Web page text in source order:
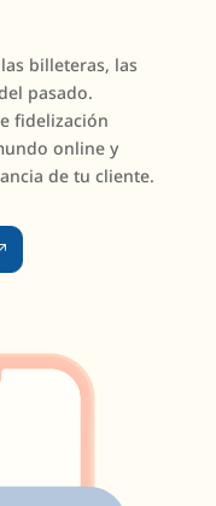
billeteras, las
pasado.
fidelización
online y
de tu cliente.